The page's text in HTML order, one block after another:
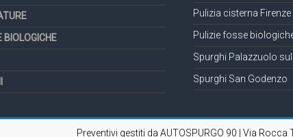
BIOLOGICHE
Pulizia cisterna Firenze
Pulizie fosse
Spurghi Palazzuolo
Spurghi San Godenzo
Preventivi gestiti da AUTOSPURGO 90 | Via Rocca